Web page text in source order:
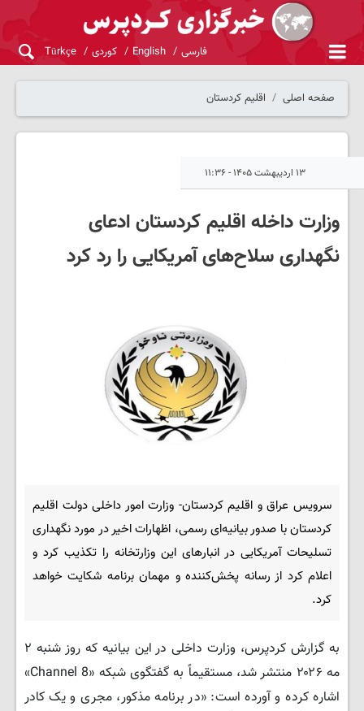
فارسی English کوردی Türkçe
صفحه اصلی اقلیم کردستان
۱۳ اردیبهشت ۱۴۰۵ - ۱۱:۳۶
وزارت داخله اقلیم کردستان ادعای
نگهداری سلاح‌های آمریکایی را رد کرد
سرویس عراق و اقلیم کردستان- وزارت امور داخلی دولت اقلیم
کردستان با صدور بیانیه‌ای رسمی، اظهارات اخیر در مورد نگهداری
تسلیحات آمریکایی در انبارهای این وزارتخانه را تکذیب کرد و
اعلام کرد از رسانه پخش‌کننده و مهمان برنامه شکایت خواهد
کرد.
به گزارش کردپرس، وزارت داخلی در این بیانیه که روز شنبه ۲
مه ۲۰۲۶ منتشر شد، مستقیماً به گفتگوی شبکه «Channel 8»
اشاره کرده و آورده است: ​«در برنامه مذکور، مجری و یک کادر